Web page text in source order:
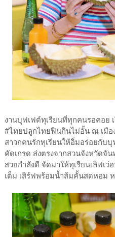
งานบุฟเฟต์ทุเรียนที่ทุกคนรอคอย
#ไทยปลูกไทยฟินกินไม่อั้น ณ เมือ
สาวกคนรักทุเรียนให้อิ่มอร่อยกับ
คัดเกรด ส่งตรงจากสวนจังหวัดจั
สวยกำลังดี จัดมาให้ทุเรียนเลิฟเ
เต็ม เสิร์ฟพร้อมน้ำส้มคั้นสดหอม